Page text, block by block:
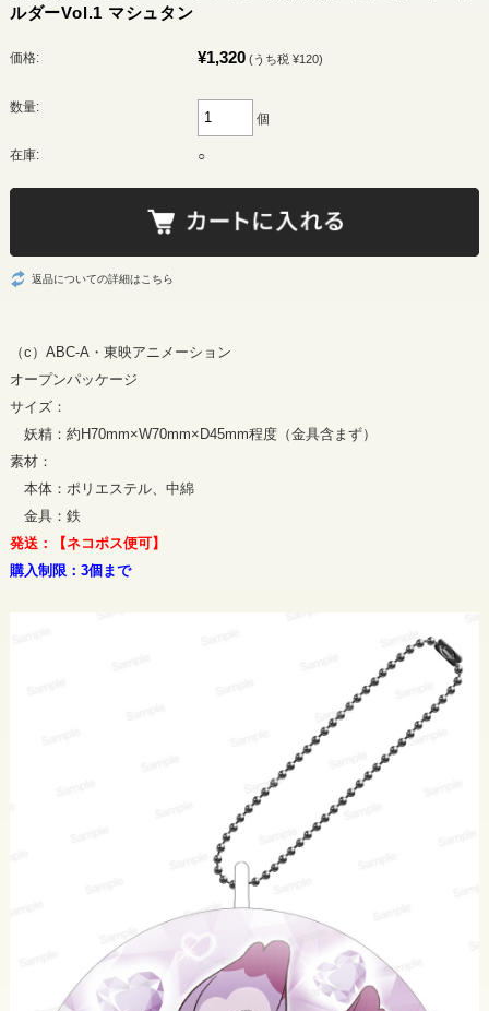
ルダーVol.1 マシュタン
価格: ¥1,320 (うち税 ¥120)
数量:
個
在庫: ○
返品についての詳細はこちら
（c）ABC-A・東映アニメーション
オープンパッケージ
サイズ：
妖精：約H70mm×W70mm×D45mm程度（金具含まず）
素材：
本体：ポリエステル、中綿
金具：鉄
発送：【ネコポス便可】
購入制限：3個まで